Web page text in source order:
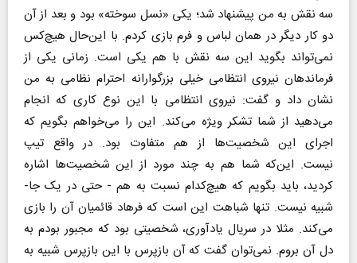
سه نقش به من پیشنهاد شد؛ یکی «نسل سوخته» بود و بعد از آن
دو کار دیگر در همان لباس و فرم بازی کردم. با این‌حال هیچ‌کس
نمی‌تواند بگوید این سه نقش با هم یکی است. زمانی یکی از
فرماندهان نیروی انتظامی خیلی بزرگوارانه احترام نظامی به من
نشان داد و گفت: نیروی انتظامی با این نوع کاری که انجام
می‌دهید از شما تشکر ویژه می‌کند. این را می‌خواهم بگویم که
اجرای این شخصیت‌ها از هم متفاوت بود. در واقع تیپ
نیست. این‌که شما هم به چند مورد از این شخصیت‌ها اشاره
کردید، باید بگویم که هیچ‌کدام نسبت به هم - حتی در یک جا-
شبیه نیست. تنها شباهت این است که فرهاد قائمیان آن را بازی
می‌کند. مثلا در سریال یادآوری، شخصیتی بود که مجبور بودم به
دل آن بروم. نمی‌توان گفت که آن بازپرس با این بازپرس شبیه به